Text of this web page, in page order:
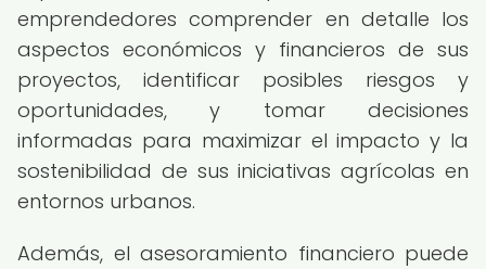
emprendedores comprender en detalle los
aspectos económicos y financieros de sus
proyectos, identificar posibles riesgos y
oportunidades, y tomar decisiones
informadas para maximizar el impacto y la
sostenibilidad de sus iniciativas agrícolas en
entornos urbanos.
Además, el asesoramiento financiero puede